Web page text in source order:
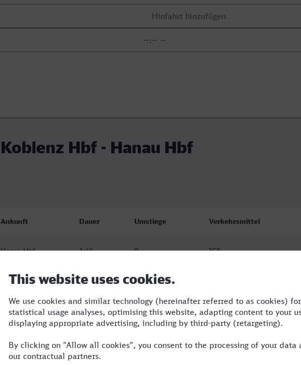
Koblenz Hbf - Hanau Hbf
Ankunft Dauer Umstiege Verkehrsmittel
Hanau Hbf
10:34
1:46 0 ICE
Hanau Hbf
18.08.26
1:47 0 ICE